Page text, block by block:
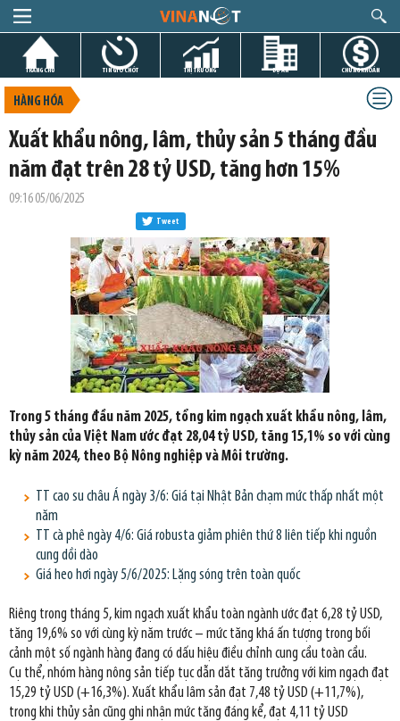
TRANG CHỦ TIN GIỜ CHÓT THỊ TRƯỜNG DỰ ÁN CHỨNG KHOÁN
HÀNG HÓA
Xuất khẩu nông, lâm, thủy sản 5 tháng đầu
năm đạt trên 28 tỷ USD, tăng hơn 15%
09:16 05/06/2025
Tweet
Trong 5 tháng đầu năm 2025, tổng kim ngạch xuất khẩu nông, lâm,
thủy sản của Việt Nam ước đạt 28,04 tỷ USD, tăng 15,1% so với cùng
kỳ năm 2024, theo Bộ Nông nghiệp và Môi trường.
TT cao su châu Á ngày 3/6: Giá tại Nhật Bản chạm mức thấp nhất một
năm
TT cà phê ngày 4/6: Giá robusta giảm phiên thứ 8 liên tiếp khi nguồn
cung dồi dào
Giá heo hơi ngày 5/6/2025: Lặng sóng trên toàn quốc
Riêng trong tháng 5, kim ngạch xuất khẩu toàn ngành ước đạt 6,28 tỷ USD,
tăng 19,6% so với cùng kỳ năm trước – mức tăng khá ấn tượng trong bối
cảnh một số ngành hàng đang có dấu hiệu điều chỉnh cung cầu toàn cầu.
Cụ thể, nhóm hàng nông sản tiếp tục dẫn dắt tăng trưởng với kim ngạch đạt
15,29 tỷ USD (+16,3%). Xuất khẩu lâm sản đạt 7,48 tỷ USD (+11,7%),
trong khi thủy sản cũng ghi nhận mức tăng đáng kể, đạt 4,11 tỷ USD